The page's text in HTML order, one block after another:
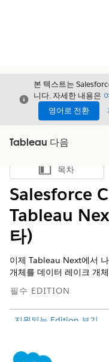
닫기
본 텍스트는
니다. 자세한 내용은
영어로 전환
Tableau 다음
목차 표시
목차
Salesforce
Tableau
타)
이제 Tableau Next에서
개체를 데이터 레이크 개
필수 EDITION
지원되는 Edition 보기.